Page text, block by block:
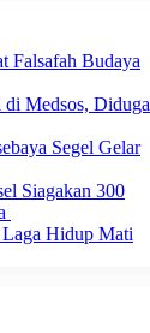
Falsafah Budaya
Medsos, Diduga
Segel Gelar
Siagakan 300
Laga Hidup Mati